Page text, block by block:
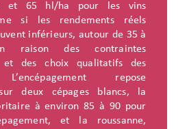
et 65 hl/ha pour les vins
si les rendements réels
inférieurs, autour de 35 à
raison des contraintes
et des choix qualitatifs des
repose
deux cépages blancs, la
à environ 85 à 90 pour
et la roussanne,